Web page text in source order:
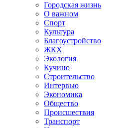
Городская жизнь
О важном
Спорт
Культура
Благоустройство
ЖКХ
Экология
Кучино
Строительство
Интервью
Экономика
Общество
Происшествия
Транспорт